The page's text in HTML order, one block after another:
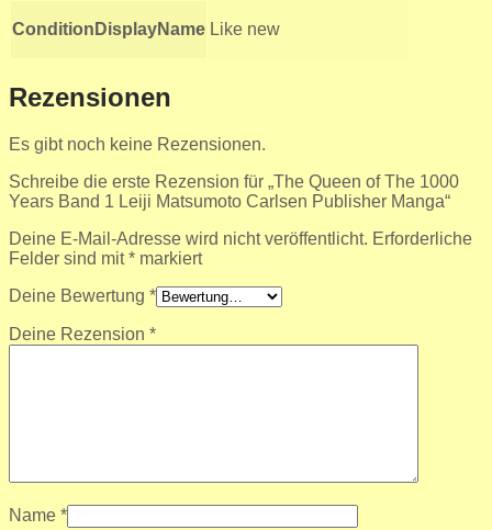
ConditionDisplayName Like new
Rezensionen
Es gibt noch keine Rezensionen.
Schreibe die erste Rezension für „The Queen of The 1000
Years Band 1 Leiji Matsumoto Carlsen Publisher Manga“
Deine E-Mail-Adresse wird nicht veröffentlicht. Erforderliche
Felder sind mit* markiert
Deine Bewertung *
Deine Rezension *
Name *